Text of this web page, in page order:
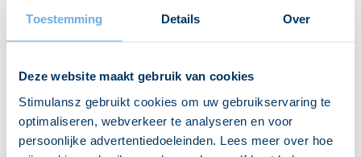
Toestemming Details Over
Deze website maakt gebruik van cookies
Stimulansz gebruikt cookies om uw gebruikservaring te
optimaliseren, webverkeer te analyseren en voor
persoonlijke advertentiedoeleinden. Lees meer over hoe
aan de slag om te kijken wat de volgende stap is en
hoe die het beste geïmplementeerd kan worden.”
socials